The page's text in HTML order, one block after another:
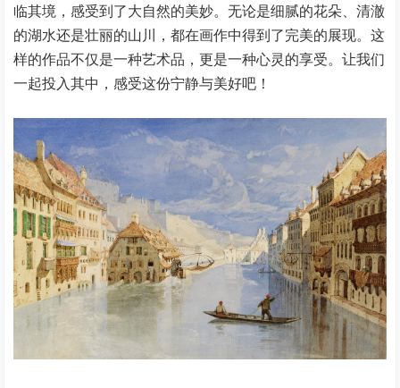
临其境，感受到了大自然的美妙。无论是细腻的花朵、清澈
的湖水还是壮丽的山川，都在画作中得到了完美的展现。这
样的作品不仅是一种艺术品，更是一种心灵的享受。让我们
一起投入其中，感受这份宁静与美好吧！